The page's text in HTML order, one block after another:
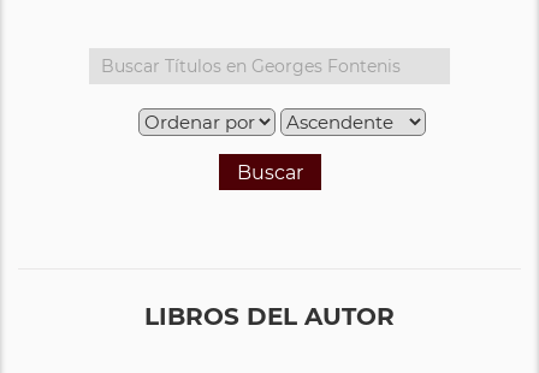
Buscar
LIBROS DEL AUTOR